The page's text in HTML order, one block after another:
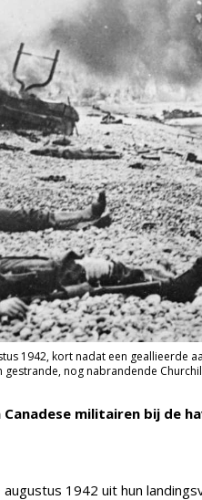
1942, kort nadat een geallieerde
nog nabrandende
militairen bij de
1942 uit hun